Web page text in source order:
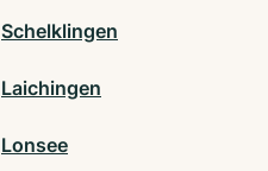
Schelklingen
Laichingen
Lonsee